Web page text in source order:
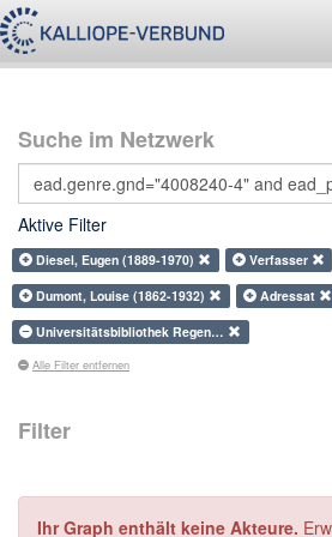
Suche im Netzwerk
Aktive Filter
Diesel, Eugen (1889-1970)
Verfasser
Dumont, Louise (1862-1932)
Adressat
Universitätsbibliothek Regen…
Alle Filter entfernen
Filter
Ihr Graph enthält keine Akteure.